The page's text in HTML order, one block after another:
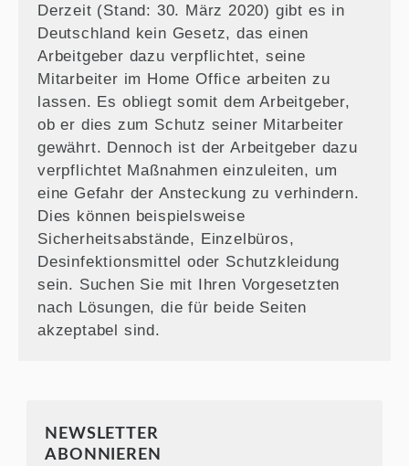
Derzeit (Stand: 30. März 2020) gibt es in
Deutschland kein Gesetz, das einen
Arbeitgeber dazu verpflichtet, seine
Mitarbeiter im Home Office arbeiten zu
lassen. Es obliegt somit dem Arbeitgeber,
ob er dies zum Schutz seiner Mitarbeiter
gewährt. Dennoch ist der Arbeitgeber dazu
verpflichtet Maßnahmen einzuleiten, um
eine Gefahr der Ansteckung zu verhindern.
Dies können beispielsweise
Sicherheitsabstände, Einzelbüros,
Desinfektionsmittel oder Schutzkleidung
sein. Suchen Sie mit Ihren Vorgesetzten
nach Lösungen, die für beide Seiten
akzeptabel sind.
NEWSLETTER
ABONNIEREN